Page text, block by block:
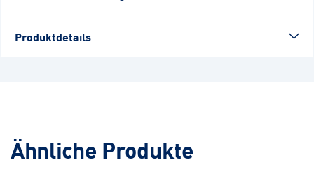
Produktdetails
Ähnliche Produkte